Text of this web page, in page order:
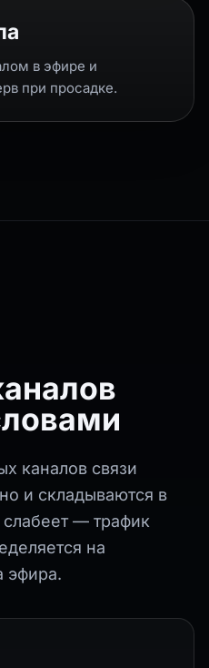
в эфире и
при просадке.
каналов связи
и складываются в
— трафик
на
эфира.